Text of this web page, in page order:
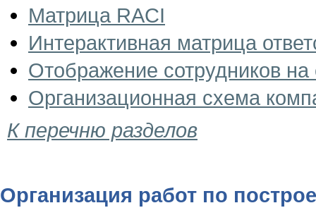
Матрица RACI
Интерактивная матрица
Отображение сотрудников
Организационная схема
К перечню разделов
Организация работ по